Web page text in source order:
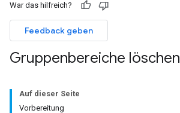
War das hilfreich?
Feedback geben
Gruppenbereiche löschen
Auf dieser Seite
Vorbereitung